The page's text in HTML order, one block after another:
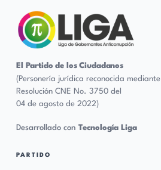
El Partido de los Ciudadanos
(Personería jurídica reconocida mediante
Resolución CNE No. 3750 del
04 de agosto de 2022)
Desarrollado con Tecnología Liga
PARTIDO